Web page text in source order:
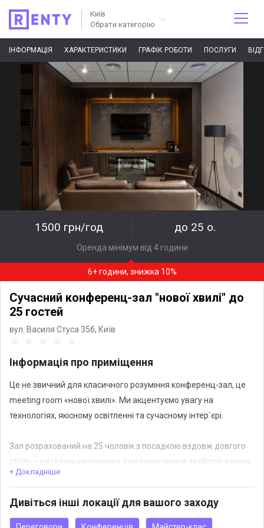
Київ
Обрати категорію
ІНФОРМАЦІЯ ХАРАКТЕРИСТИКИ ГРАФІК РОБОТИ ПОСЛУГИ
1500 грн/год до 25 о.
Оренда мінімум від 4 години
6+ години, знижка 10%
Сучасний конференц-зал "нової хвилі" до
25 гостей
вул. Василя Стуса 35б, Київ
Інформація про приміщення
Це не звичний для класичного розуміння конференц-зал, це
meeting room «нової хвилі». Ми акцентуємо увагу на
технологіях, якісному освітленні та сучасному інтер`єрі.
Зал розрахований на 25 чоловік з посадкою вздовж довгого
столу – це ідеальне рішення для переговорів, майстер-класів,
вебінарів, зйомок подкастів, гри в мафію чи квіз.
Secret Place або місце для неформальних переговорів та
відпочинку – це зона з укомплектованим міні-баром, барною
+ Докладніше
Дивіться інші локації для вашого заходу